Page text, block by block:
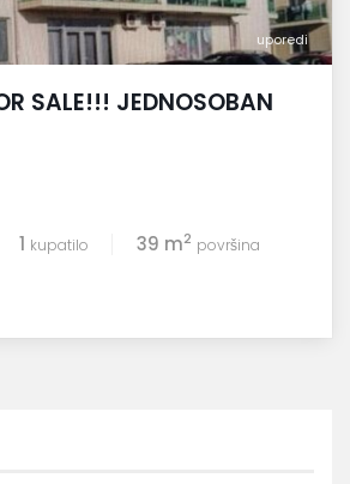
uporedi
SALE!!! JEDNOSOBAN
1 kupatilo 39 m2 površina